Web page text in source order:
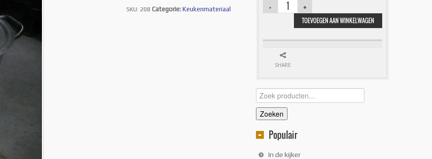
SKU: 208 Categorie: Keukenmateriaal
TOEVOEGEN AAN WINKELWAGEN
SHARE
Zoeken
naar:
Zoeken
Populair
In de kijker